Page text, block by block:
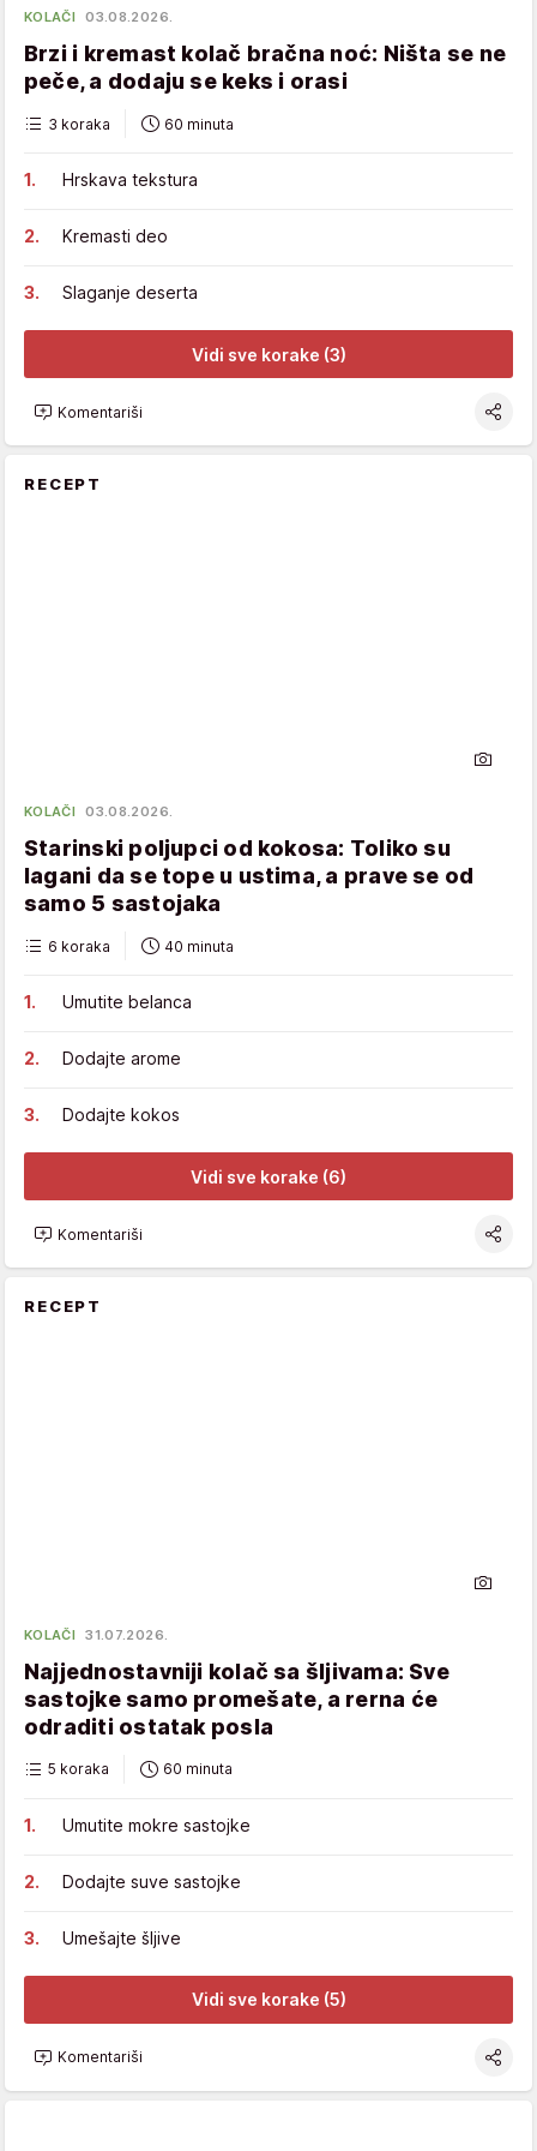
KOLAČI 03.08.2026.
Brzi i kremast kolač bračna noć: Ništa se ne
peče, a dodaju se keks i orasi
3 koraka 60 minuta
Hrskava tekstura
Kremasti deo
Slaganje deserta
Vidi sve korake (3)
Komentariši
RECEPT
KOLAČI 03.08.2026.
Starinski poljupci od kokosa: Toliko su
lagani da se tope u ustima, a prave se od
samo 5 sastojaka
6 koraka 40 minuta
Umutite belanca
Dodajte arome
Dodajte kokos
Vidi sve korake (6)
Komentariši
RECEPT
KOLAČI 31.07.2026.
Najjednostavniji kolač sa šljivama: Sve
sastojke samo promešate, a rerna će
odraditi ostatak posla
5 koraka 60 minuta
Umutite mokre sastojke
Dodajte suve sastojke
Umešajte šljive
Vidi sve korake (5)
Komentariši